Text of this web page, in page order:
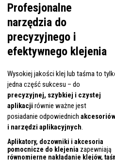
Profesjonalne
narzędzia do
precyzyjnego i
efektywnego klejenia
Wysokiej jakości klej lub taśma to
jedna część sukcesu – do
precyzyjnej, szybkiej i czystej
aplikacji równie ważne jest
posiadanie odpowiednich
i narzędzi aplikacyjnych.
Aplikatory, dozowniki i akcesoria
pomocnicze do klejenia zapewniają
równomierne nakładanie klejów,